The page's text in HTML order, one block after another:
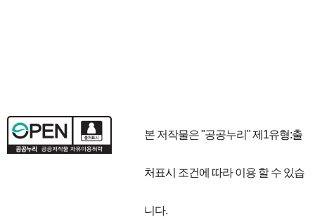
본 저작물은 "공공누리"제1유형:출
처표시 조건에 따라 이용 할 수 있습
니다.